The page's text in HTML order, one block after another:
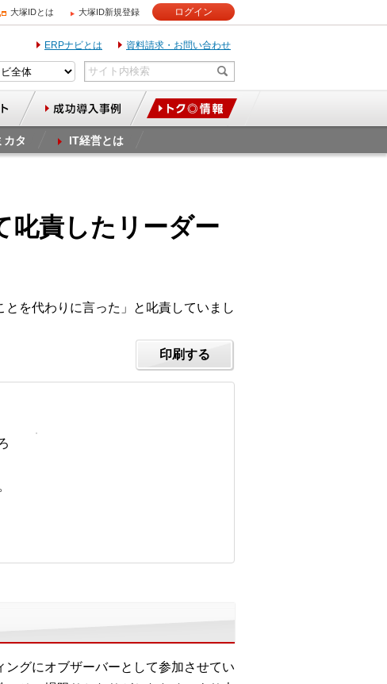
大塚IDとは 大塚ID新規登録 ログイン
ERPナビとは 資料請求・お問い合わせ
カタ IT経営とは
叱責したリーダー
を代わりに言った」と叱責していまし
印刷する
グにオブザーバーとして参加させてい